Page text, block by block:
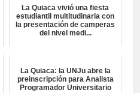
La Quiaca vivió una fiesta
estudiantil multitudinaria con
la presentación de camperas
del nivel medi...
La Quiaca: la UNJu abre la
preinscripción para Analista
Programador Universitario